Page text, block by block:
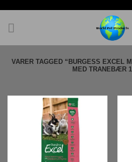
indhold
VARER TAGGED “BURGESS EXCEL
MED TRANEBÆR